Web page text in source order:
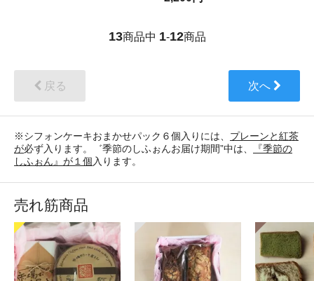
13商品中 1-12商品
戻る 次へ
※シフォンケーキおまかせパック６個入りには、 プレーンと紅茶
が必ず入ります。゛季節のしふぉんお届け期間”中は、
『季節の
しふぉん』が１個 入ります。
売れ筋商品